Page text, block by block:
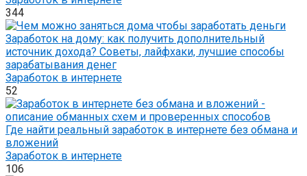
344
Заработок на дому: как получить дополнительный
источник дохода? Советы, лайфхаки, лучшие способы
зарабатывания денег
Заработок в интернете
52
Где найти реальный заработок в интернете без обмана и
вложений
Заработок в интернете
106